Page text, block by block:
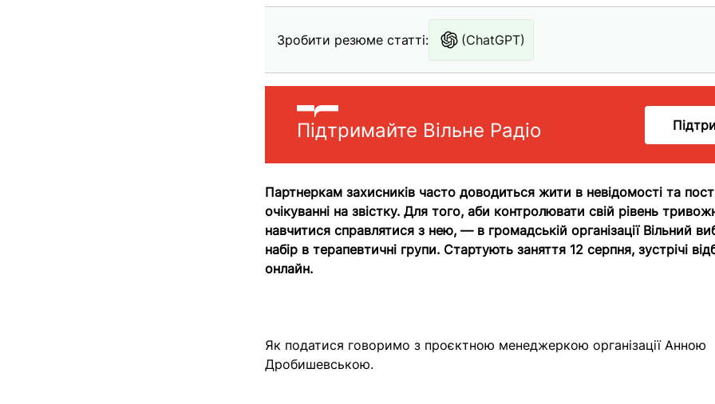
Зробити резюме статті: (ChatGPT)
Підтримайте Вільне Радіо
Партнеркам захисників часто доводиться жити в невідомості та
очікуванні на звістку. Для того, аби контролювати свій рівень
навчитися справлятися з нею, — в громадській організації Вільний
набір в терапевтичні групи. Стартують заняття 12 серпня, зустрічі
онлайн.
Як податися говоримо з проєктною менеджеркою організації Анною
Дробишевською.